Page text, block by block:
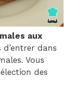
aux
dans
Vous
des